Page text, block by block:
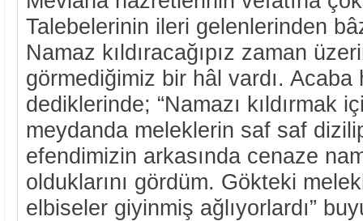
Talebelerinin ileri gelenlerinden
Namaz kıldıracağıpız zaman
görmediğimiz bir hâl vardı. Acaba
dediklerinde; “Namazı kıldırmak
meydanda meleklerin saf saf
efendimizin arkasında cenaze
olduklarını gördüm. Gökteki
elbiseler giyinmiş ağlıyorlardı”